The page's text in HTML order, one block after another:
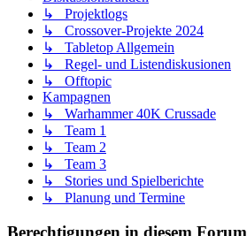
↳ Projektlogs
↳ Crossover-Projekte 2024
↳ Tabletop Allgemein
↳ Regel- und Listendiskusionen
↳ Offtopic
Kampagnen
↳ Warhammer 40K Crussade
↳ Team 1
↳ Team 2
↳ Team 3
↳ Stories und Spielberichte
↳ Planung und Termine
Berechtigungen in diesem Forum